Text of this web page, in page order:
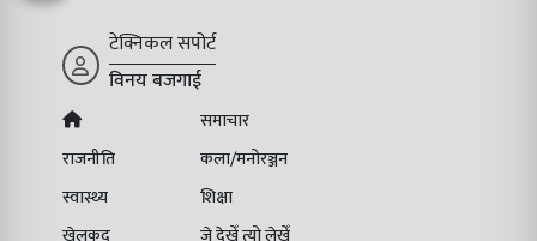
टेक्निकल सपोर्ट
विनय बजगाई
समाचार
राजनीति
कला/मनोरञ्जन
स्वास्थ्य
शिक्षा